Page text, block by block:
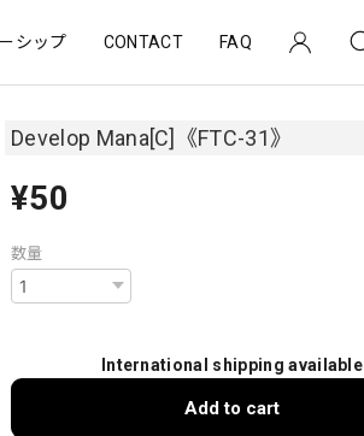
シップ CONTACT FAQ
Develop Mana[C]《FTC-31》
¥50
数量
International shipping available
Add to cart